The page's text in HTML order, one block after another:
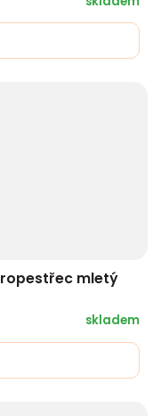
mletý
skladem